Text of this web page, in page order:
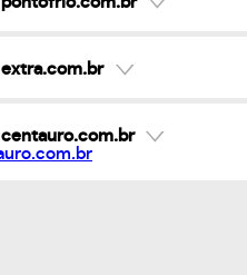
extra.com.br
centauro.com.br